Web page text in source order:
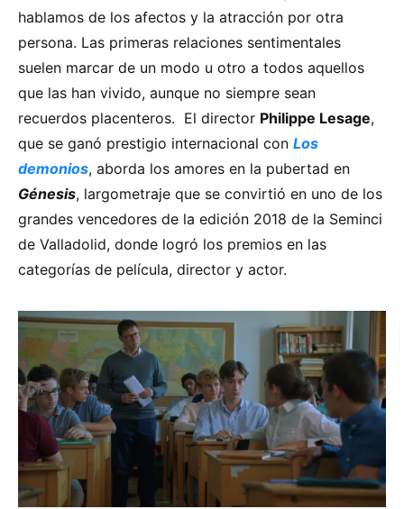
hablamos de los afectos y la atracción por otra
persona. Las primeras relaciones sentimentales
suelen marcar de un modo u otro a todos aquellos
que las han vivido, aunque no siempre sean
recuerdos placenteros. El director Philippe Lesage,
que se ganó prestigio internacional con Los
demonios, aborda los amores en la pubertad en
Génesis, largometraje que se convirtió en uno de los
grandes vencedores de la edición 2018 de la Seminci
de Valladolid, donde logró los premios en las
categorías de película, director y actor.